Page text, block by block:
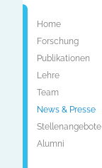
Home
Forschung
Publikationen
Lehre
Team
News & Presse
Stellenangebote
Alumni